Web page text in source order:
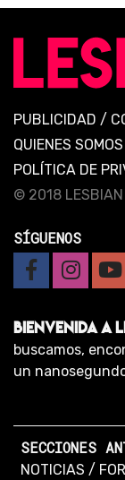
PUBLICIDAD /
QUIENES SOMOS
POLÍTICA DE
© 2018
SÍGUENOS
BIENVENIDA A
buscamos,
un
SECCIONES
NOTICIAS /